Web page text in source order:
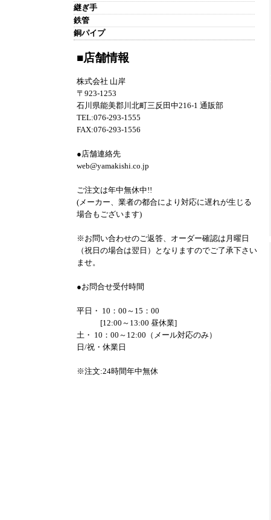
継ぎ手
鉄管
銅パイプ
■店舗情報
株式会社 山岸
〒923-1253
石川県能美郡川北町三反田中216-1 通販部
TEL:076-293-1555
FAX:076-293-1556
●店舗連絡先
web@yamakishi.co.jp
ご注文は年中無休中!!
(メーカー、業者の都合により対応に遅れが生じる
場合もございます)
※お問い合わせのご返答、オーダー確認は月曜日
（祝日の場合は翌日）となりますのでご了承下さい
ませ。
●お問合せ受付時間
平日・ 10：00～15：00
[12:00～13:00 昼休業]
土・ 10：00～12:00（メール対応のみ）
日/祝・休業日
※注文:24時間年中無休